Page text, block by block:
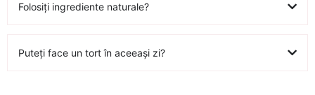
Folosiți ingrediente naturale?
Puteți face un tort în aceeași zi?